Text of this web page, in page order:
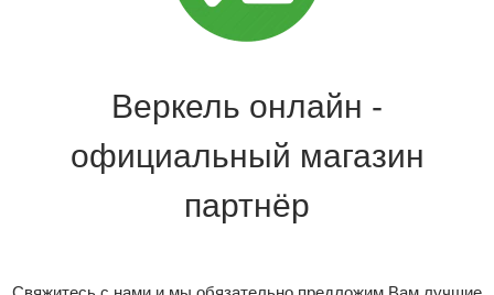
Веркель онлайн -
официальный магазин
партнёр